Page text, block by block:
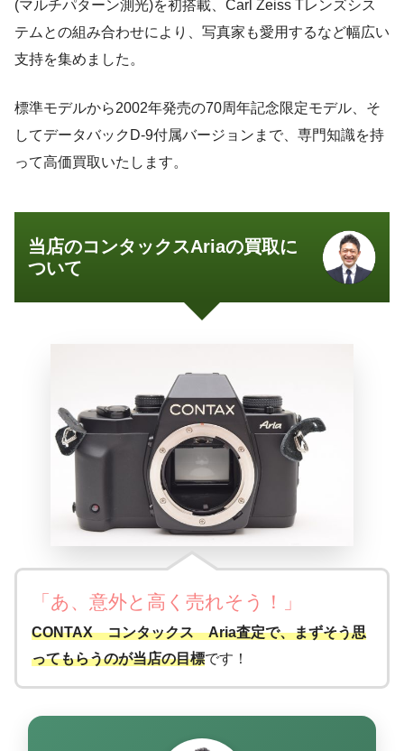
(マルチパターン測光)を初搭載、Carl Zeiss Tレンズシス
テムとの組み合わせにより、写真家も愛用するなど幅広い
支持を集めました。
標準モデルから2002年発売の70周年記念限定モデル、そ
してデータバックD-9付属バージョンまで、専門知識を持
って高価買取いたします。
当店のコンタックスAriaの買取に
ついて
「あ、意外と高く売れそう ！ 」
CONTAX コンタックス Aria査定で、まずそう思
ってもらうのが当店の目標です！